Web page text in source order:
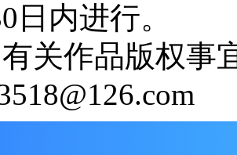
日内进行。
关作品版权事